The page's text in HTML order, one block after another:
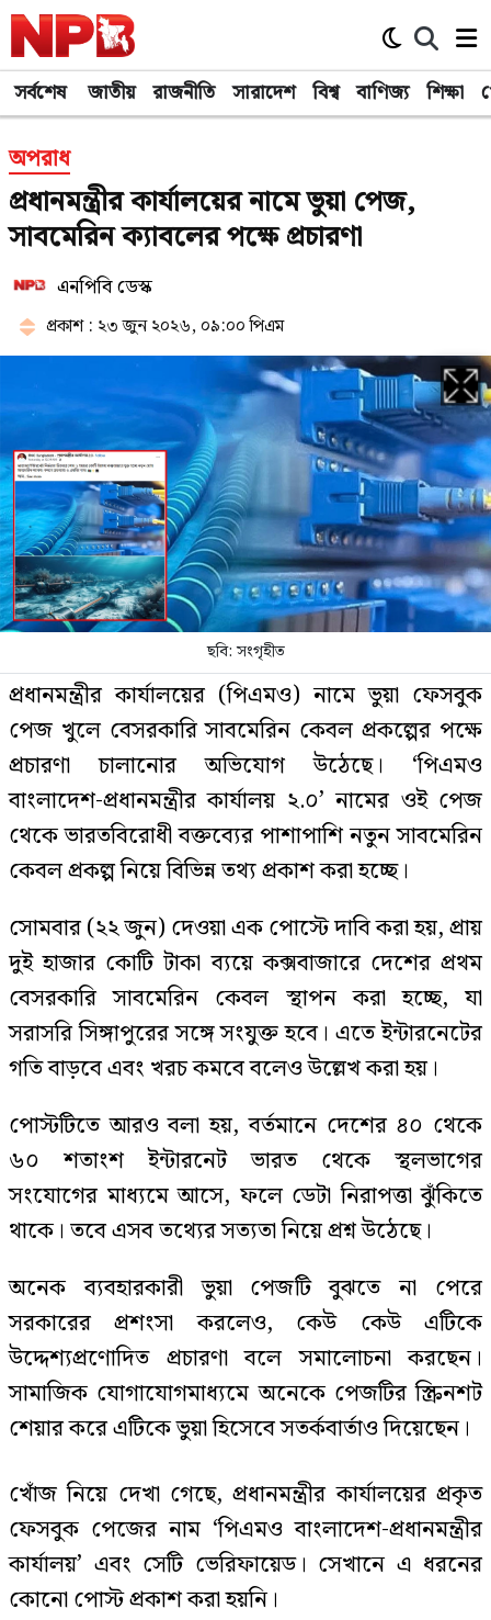
সর্বশেষ জাতীয় রাজনীতি সারাদেশ বিশ্ব বাণিজ্য শিক্ষা
অপরাধ
প্রধানমন্ত্রীর কার্যালয়ের নামে ভুয়া পেজ,
সাবমেরিন ক্যাবলের পক্ষে প্রচারণা
এনপিবি ডেস্ক
প্রকাশ : ২৩ জুন ২০২৬, ০৯:০০ পিএম
ছবি: সংগৃহীত
প্রধানমন্ত্রীর কার্যালয়ের (পিএমও) নামে ভুয়া ফেসবুক
পেজ খুলে বেসরকারি সাবমেরিন কেবল প্রকল্পের পক্ষে
প্রচারণা চালানোর অভিযোগ উঠেছে। ‘পিএমও
বাংলাদেশ-প্রধানমন্ত্রীর কার্যালয় ২.০’ নামের ওই পেজ
থেকে ভারতবিরোধী বক্তব্যের পাশাপাশি নতুন সাবমেরিন
কেবল প্রকল্প নিয়ে বিভিন্ন তথ্য প্রকাশ করা হচ্ছে।
সোমবার (২২ জুন) দেওয়া এক পোস্টে দাবি করা হয়, প্রায়
দুই হাজার কোটি টাকা ব্যয়ে কক্সবাজারে দেশের প্রথম
বেসরকারি সাবমেরিন কেবল স্থাপন করা হচ্ছে, যা
সরাসরি সিঙ্গাপুরের সঙ্গে সংযুক্ত হবে। এতে ইন্টারনেটের
গতি বাড়বে এবং খরচ কমবে বলেও উল্লেখ করা হয়।
পোস্টটিতে আরও বলা হয়, বর্তমানে দেশের ৪০ থেকে
৬০ শতাংশ ইন্টারনেট ভারত থেকে স্থলভাগের
সংযোগের মাধ্যমে আসে, ফলে ডেটা নিরাপত্তা ঝুঁকিতে
থাকে। তবে এসব তথ্যের সত্যতা নিয়ে প্রশ্ন উঠেছে।
অনেক ব্যবহারকারী ভুয়া পেজটি বুঝতে না পেরে
সরকারের প্রশংসা করলেও, কেউ কেউ এটিকে
উদ্দেশ্যপ্রণোদিত প্রচারণা বলে সমালোচনা করছেন।
সামাজিক যোগাযোগমাধ্যমে অনেকে পেজটির স্ক্রিনশট
শেয়ার করে এটিকে ভুয়া হিসেবে সতর্কবার্তাও দিয়েছেন।
খোঁজ নিয়ে দেখা গেছে, প্রধানমন্ত্রীর কার্যালয়ের প্রকৃত
ফেসবুক পেজের নাম ‘পিএমও বাংলাদেশ-প্রধানমন্ত্রীর
কার্যালয়’ এবং সেটি ভেরিফায়েড। সেখানে এ ধরনের
কোনো পোস্ট প্রকাশ করা হয়নি।